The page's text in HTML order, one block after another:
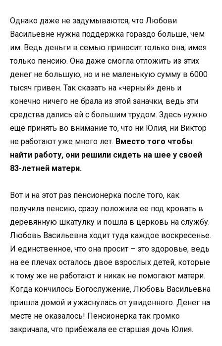
Однако даже не задумываются, что Любови
Васильевне нужна поддержка гораздо больше, чем
им. Ведь деньги в семью приносит только она, имея
только пенсию. Она даже смогла отложить из этих
денег не большую, но и не маленькую сумму в 6000
тысяч гривен. Так сказать на «черный» день и
конечно ничего не брала из этой заначки, ведь эти
средства дались ей с большим трудом. Здесь нужно
еще принять во внимание то, что ни Юлия, ни Виктор
не работают уже много лет. Вместо того чтобы
найти работу, они решили сидеть на шее у своей
83-летней матери.
Вот и на этот раз пенсионерка после того, как
получила пенсию, сразу положила ее под кровать в
деревянную шкатулку и пошла в церковь на службу.
Любовь Васильевна ходит туда каждое воскресенье.
И единственное, что она просит – это здоровье, ведь
на ее плечах осталось двое взрослых детей, которые
к тому же не работают и никак не помогают матери.
Когда кончилось Богослужение, Любовь Васильевна
пришла домой и ужаснулась от увиденного. Денег на
месте не оказалось! Пенсионерка так громко
закричала, что прибежала ее старшая дочь Юлия.